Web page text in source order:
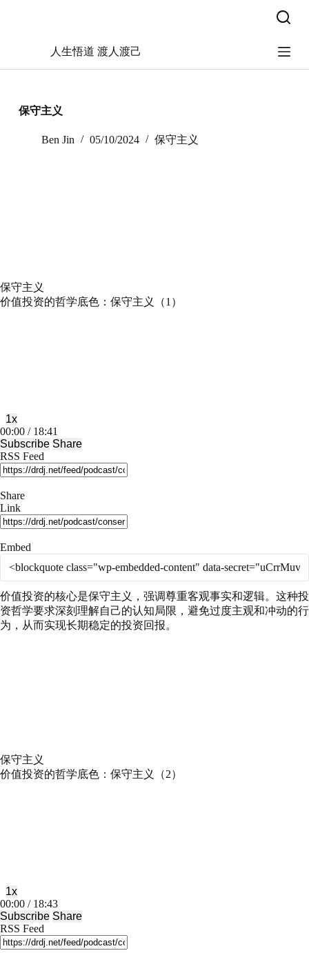
人生悟道 渡人渡己
保守主义
Ben Jin 05/10/2024 保守主义
保守主义
价值投资的哲学底色：保守主义（1）
Mute/Unmute
Episode
Rewind
10
Seconds
1x
Fast
Forward
30
seconds
00:00 / 18:41
Subscribe Share
RSS Feed
Share
Link
Embed
价值投资的核心是保守主义，强调尊重客观事实和逻辑。这种投
资哲学要求深刻理解自己的认知局限，避免过度主观和冲动的行
为，从而实现长期稳定的投资回报。
保守主义
价值投资的哲学底色：保守主义（2）
Mute/Unmute
Episode
Rewind
10
Seconds
1x
Fast
Forward
30
seconds
00:00 / 18:43
Subscribe Share
RSS Feed